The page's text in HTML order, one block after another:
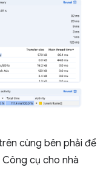
cùng bên phải để
cụ cho nhà